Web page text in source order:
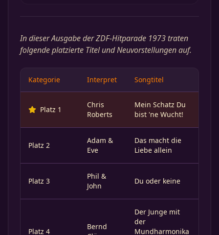
In dieser Ausgabe der ZDF-Hitparade 1973 traten
folgende platzierte Titel und Neuvorstellungen auf.
Kategorie Interpret Songtitel
Platz 1
Chris
Roberts
Mein Schatz Du
bist 'ne Wucht!
Platz 2
Adam &
Eve
Das macht die
Liebe allein
Platz 3
Phil &
John
Du oder keine
Platz 4
Bernd
Der Junge mit
der
Mundharmonika